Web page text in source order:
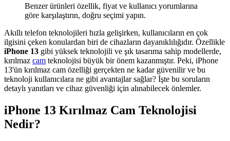
Benzer ürünleri özellik, fiyat ve kullanıcı yorumlarına
göre karşılaştırın, doğru seçimi yapın.
Akıllı telefon teknolojileri hızla gelişirken, kullanıcıların en çok
ilgisini çeken konulardan biri de cihazların dayanıklılığıdır. Özellikle
iPhone 13 gibi yüksek teknolojili ve şık tasarıma sahip modellerde,
kırılmaz cam teknolojisi büyük bir önem kazanmıştır. Peki, iPhone
13'ün kırılmaz cam özelliği gerçekten ne kadar güvenilir ve bu
teknoloji kullanıcılara ne gibi avantajlar sağlar? İşte bu soruların
detaylı yanıtları ve cihaz güvenliği için alınabilecek önlemler.
iPhone 13 Kırılmaz Cam Teknolojisi
Nedir?